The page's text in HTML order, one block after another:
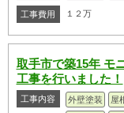
工事費用 １２万
取手市で築15年 モ
工事を行いました！
工事内容 外壁塗装 屋